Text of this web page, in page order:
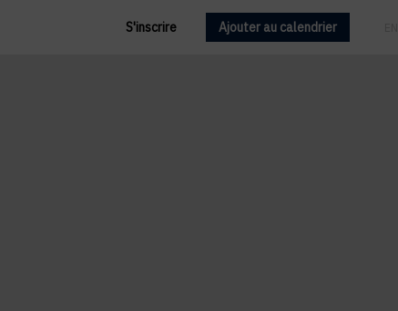
S'inscrire Ajouter au calendrier